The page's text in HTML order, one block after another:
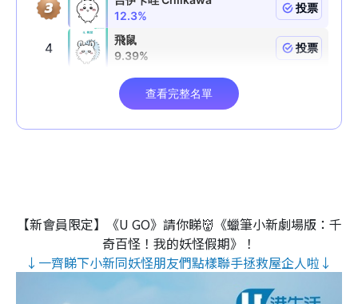
【新會員限定】《U GO》請你睇👹《蠟筆小新劇場版：千
奇百怪！我的妖怪假期》！
↓一齊睇下小新同妖怪朋友們點樣聯手拯救屋企人啦↓